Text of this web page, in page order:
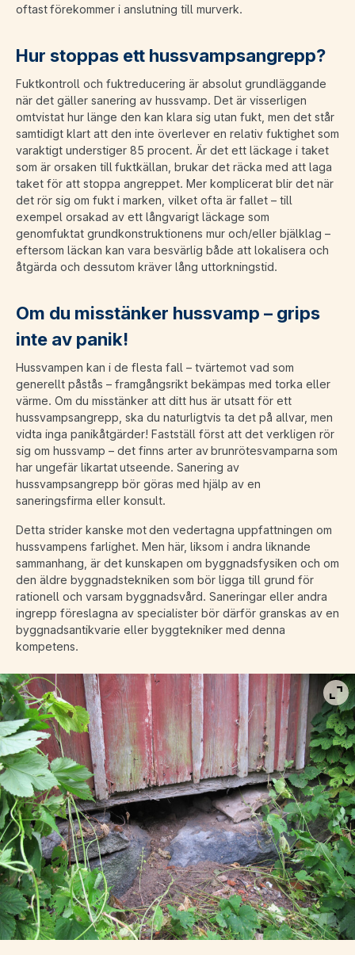
oftast förekommer i anslutning till murverk.
Hur stoppas ett hussvampsangrepp?
Fuktkontroll och fuktreducering är absolut grundläggande
när det gäller sanering av hussvamp. Det är visserligen
omtvistat hur länge den kan klara sig utan fukt, men det står
samtidigt klart att den inte överlever en relativ fuktighet som
varaktigt understiger 85 procent. Är det ett läckage i taket
som är orsaken till fuktkällan, brukar det räcka med att laga
taket för att stoppa angreppet. Mer komplicerat blir det när
det rör sig om fukt i marken, vilket ofta är fallet – till
exempel orsakad av ett långvarigt läckage som
genomfuktat grundkonstruktionens mur och/eller bjälklag –
eftersom läckan kan vara besvärlig både att lokalisera och
åtgärda och dessutom kräver lång uttorkningstid.
Om du misstänker hussvamp – grips
inte av panik!
Hussvampen kan i de flesta fall – tvärtemot vad som
generellt påstås – framgångsrikt bekämpas med torka eller
värme. Om du misstänker att ditt hus är utsatt för ett
hussvampsangrepp, ska du naturligtvis ta det på allvar, men
vidta inga panikåtgärder! Fastställ först att det verkligen rör
sig om hussvamp – det finns arter av brunrötesvamparna som
har ungefär likartat utseende. Sanering av
hussvampsangrepp bör göras med hjälp av en
saneringsfirma eller konsult.
Detta strider kanske mot den vedertagna uppfattningen om
hussvampens farlighet. Men här, liksom i andra liknande
sammanhang, är det kunskapen om byggnadsfysiken och om
den äldre byggnadstekniken som bör ligga till grund för
rationell och varsam byggnadsvård. Saneringar eller andra
ingrepp föreslagna av specialister bör därför granskas av en
byggnadsantikvarie eller byggtekniker med denna
kompetens.